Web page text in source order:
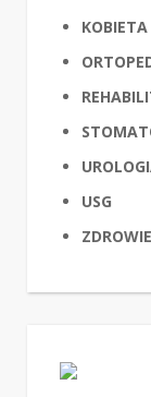
KOBIETA
USG
ZDROWIE